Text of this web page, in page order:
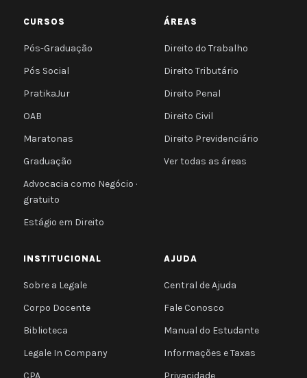
CURSOS
Pós-Graduação
Pós Social
PratikaJur
OAB
Maratonas
Graduação
Advocacia como Negócio ·
gratuito
Estágio em Direito
ÁREAS
Direito do Trabalho
Direito Tributário
Direito Penal
Direito Civil
Direito Previdenciário
Ver todas as áreas
INSTITUCIONAL
Sobre a Legale
Corpo Docente
Biblioteca
Legale In Company
CPA
AJUDA
Central de Ajuda
Fale Conosco
Manual do Estudante
Informações e Taxas
Privacidade